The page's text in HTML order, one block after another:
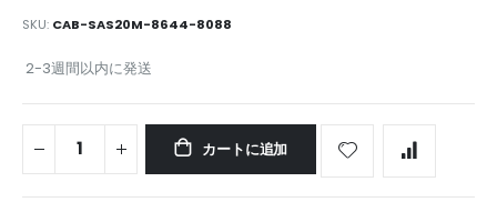
SKU CAB-SAS20M-8644-8088
2-3週間以内に発送
カートに追加